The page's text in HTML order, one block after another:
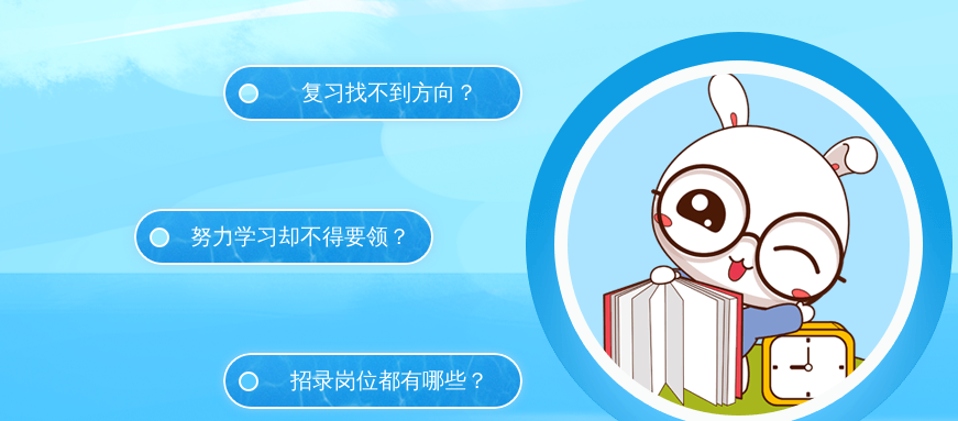
复习找不到方向？
努力学习却不得要领？
招录岗位都有哪些？